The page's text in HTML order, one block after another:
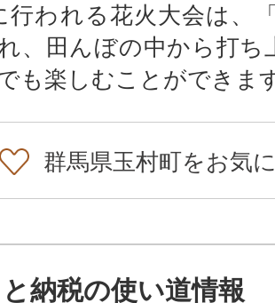
行われる花火大会は、
、田んぼの中から打ち
も楽しむことができま
群馬県玉村町をお気
納税の使い道情報